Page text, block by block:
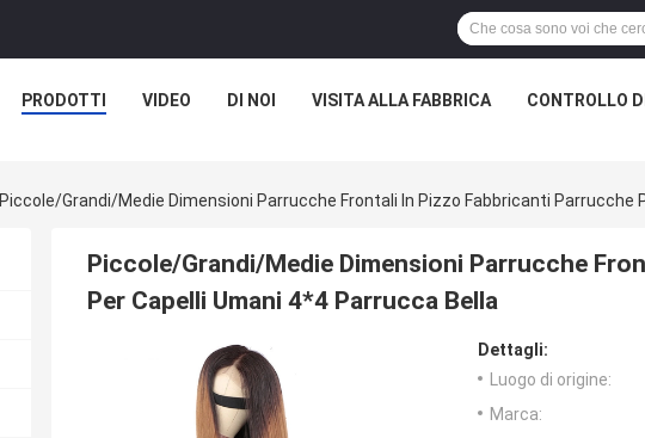
PRODOTTI VIDEO DI NOI VISITA ALLA FABBRICA CONTROLLO
Piccole/Grandi/Medie Dimensioni Parrucche Frontali In Pizzo Fabbricanti Parrucche
Piccole/Grandi/Medie Dimensioni Parrucche
Per Capelli Umani 4*4 Parrucca Bella
Dettagli:
Luogo di origine:
Marca: